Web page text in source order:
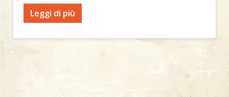
Leggi di più